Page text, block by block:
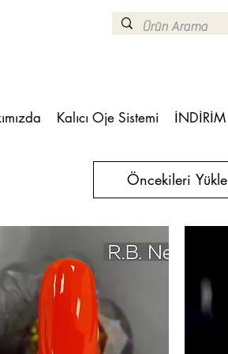
Kalıcı Oje Sistemi İNDİRİM
Öncekileri Yükle